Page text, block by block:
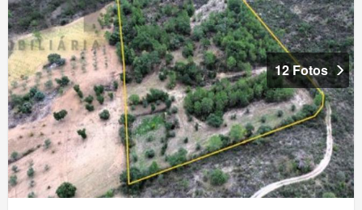
12 Fotos